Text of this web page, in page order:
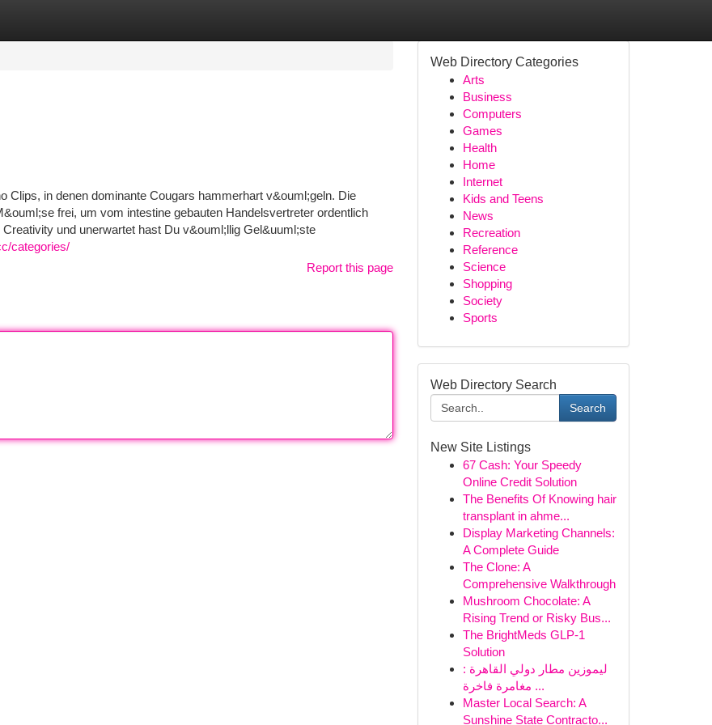
Clips, in denen dominante Cougars hammerhart v&ouml;geln. Die
frei, um vom intestine gebauten Handelsvertreter ordentlich
und unerwartet hast Du v&ouml;llig Gel&uuml;ste
categories/
Report this page
Web Directory Categories
Arts
Business
Computers
Games
Health
Home
Internet
Kids and Teens
News
Recreation
Reference
Science
Shopping
Society
Sports
Web Directory Search
Search
New Site Listings
67 Cash: Your Speedy
Online Credit Solution
The Benefits Of Knowing hair
transplant in ahme...
Display Marketing Channels:
A Complete Guide
The Clone: A
Comprehensive Walkthrough
Mushroom Chocolate: A
Rising Trend or Risky Bus...
The BrightMeds GLP-1
Solution
ليموزين مطار دولي القاهرة :
مغامرة فاخرة ...
Master Local Search: A
Sunshine State Contracto...